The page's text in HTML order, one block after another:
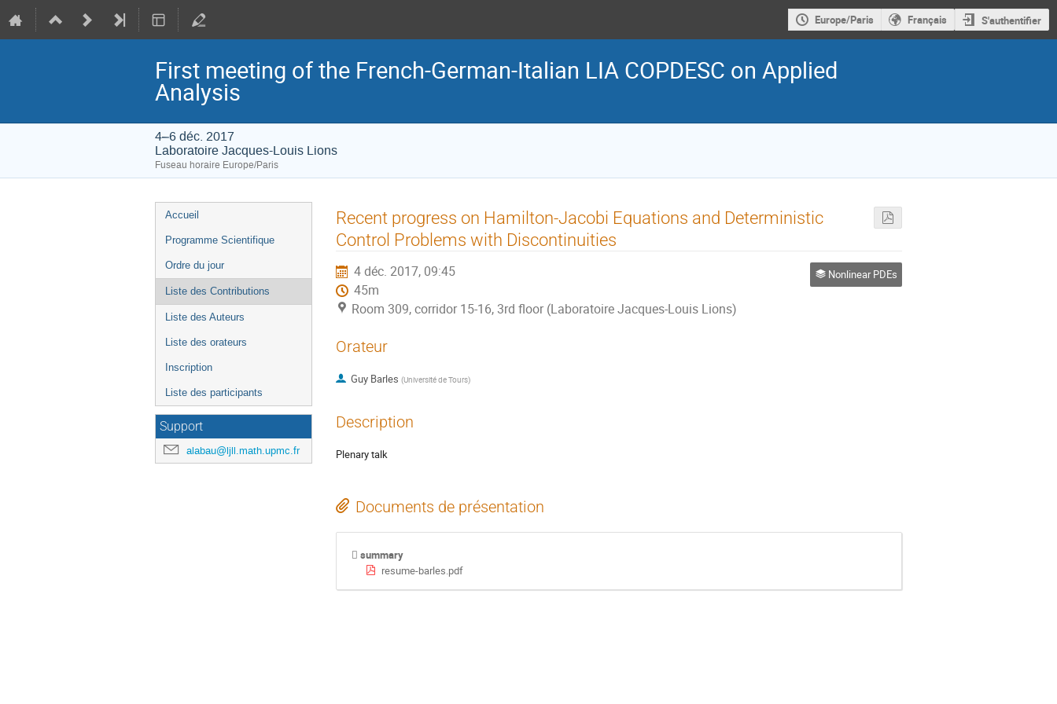
Europe/Paris Français S'authentifier
First meeting of the French-German-Italian LIA COPDESC on Applied
Analysis
4–6 déc. 2017
Laboratoire Jacques-Louis Lions
Fuseau horaire Europe/Paris
Menu
de
Accueil
Programme Scientifique
Ordre du jour
Liste des Contributions
Liste des Auteurs
Liste des orateurs
Inscription
Liste des participants
Support
alabau@ljll.math.upmc.fr
Recent progress on Hamilton-Jacobi Equations and Deterministic
Control Problems with Discontinuities
4 déc. 2017, 09:45
45m
Room 309, corridor 15-16, 3rd floor (Laboratoire Jacques-Louis Lions)
Nonlinear PDEs
Orateur
Guy Barles (Université de Tours)
Description
Plenary talk
Documents de présentation
summary
resume-barles.pdf